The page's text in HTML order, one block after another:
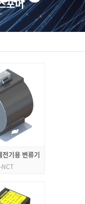
포머
기용 변류기
NCT